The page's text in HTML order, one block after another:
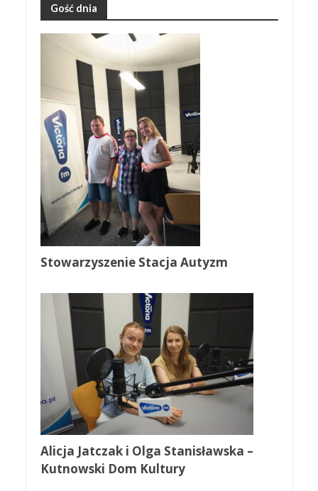
Gość dnia
Stowarzyszenie Stacja Autyzm
Alicja Jatczak i Olga Stanisławska –
Kutnowski Dom Kultury